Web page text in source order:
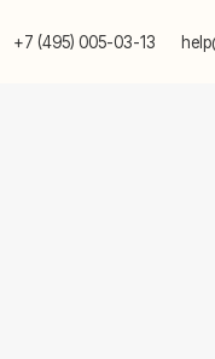
03-13 help@upakovali.online